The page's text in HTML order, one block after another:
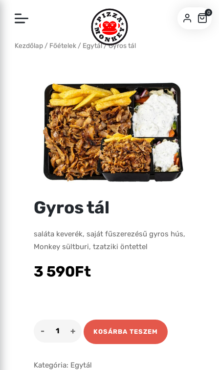
0
Kezdőlap / Főételek / Egytál/ Gyros tál
Gyros tál
saláta keverék, saját fűszerezésű gyros hús,
Monkey sültburi, tzatziki öntettel
3 590Ft
KOSÁRBA TESZEM
Kategória: Egytál